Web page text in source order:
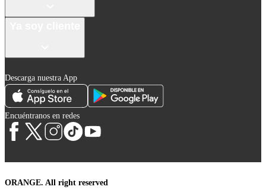
Descarga nuestra App
Encuéntranos en redes
ORANGE. All right reserved